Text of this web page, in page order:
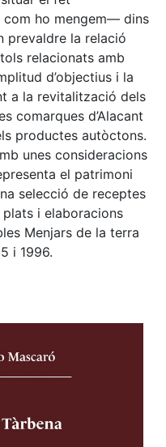
ho mengem— dins
prevaldre la relació
relacionats amb
d’objectius i la
a la revitalització dels
comarques d’Alacant
productes autòctons.
unes consideracions
el patrimoni
selecció de receptes
i elaboracions
Menjars de la terra
i 1996.